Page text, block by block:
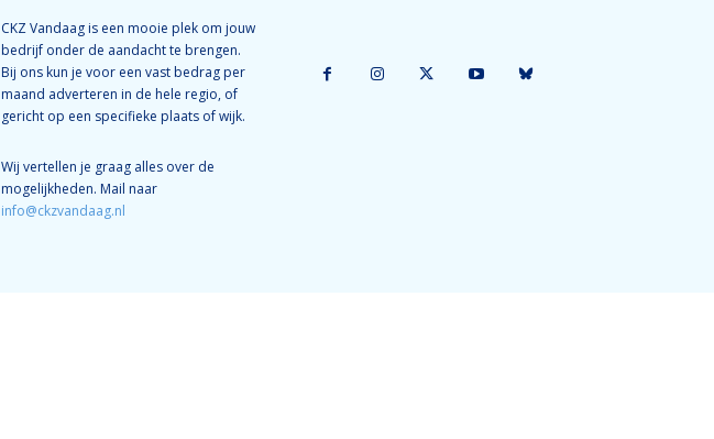
CKZ Vandaag is een mooie plek om jouw
bedrijf onder de aandacht te brengen.
Bij ons kun je voor een vast bedrag per
maand adverteren in de hele regio, of
gericht op een specifieke plaats of wijk.
Wij vertellen je graag alles over de
mogelijkheden. Mail naar
info@ckzvandaag.nl